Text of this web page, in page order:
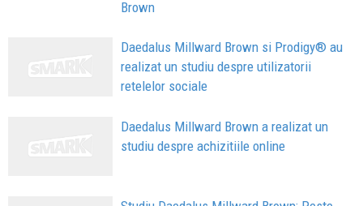
Brown
Daedalus Millward Brown si Prodigy® au
realizat un studiu despre utilizatorii
retelelor sociale
Daedalus Millward Brown a realizat un
studiu despre achizitiile online